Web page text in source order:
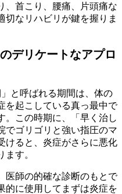
、首こり、腰痛、片頭痛な
切なリハビリが鍵を握りま
デリケートなアプロ
と呼ばれる期間は、体の
を起こしている真っ最中で
。この時期に、「早く治し
でゴリゴリと強い指圧のマ
けると、炎症がさらに悪化
す。
医師の的確な診断のもとで
的に使用してまずは炎症を